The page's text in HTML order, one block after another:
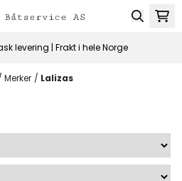
levering | Frakt i hele Norge
Merker / Lalizas